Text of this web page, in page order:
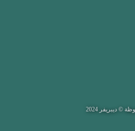
All rights reserved
© ديبريفر 2024